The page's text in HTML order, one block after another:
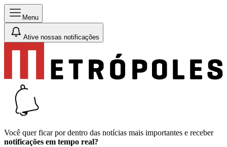
Menu
Ative nossas notificações
Você quer ficar por dentro das notícias mais importantes e receber
notificações em tempo real?